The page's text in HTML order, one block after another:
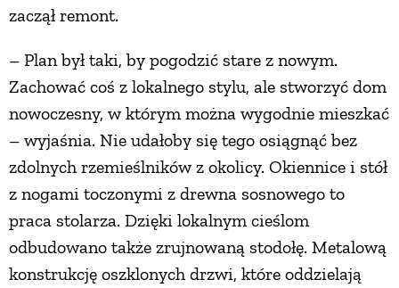
zaczął remont.
– Plan był taki, by pogodzić stare z nowym.
Zachować coś z lokalnego stylu, ale stworzyć dom
nowoczesny, w którym można wygodnie mieszkać
– wyjaśnia. Nie udałoby się tego osiągnąć bez
zdolnych rzemieślników z okolicy. Okiennice i stół
z nogami toczonymi z drewna sosnowego to
praca stolarza. Dzięki lokalnym cieślom
odbudowano także zrujnowaną stodołę. Metalową
konstrukcję oszklonych drzwi, które oddzielają